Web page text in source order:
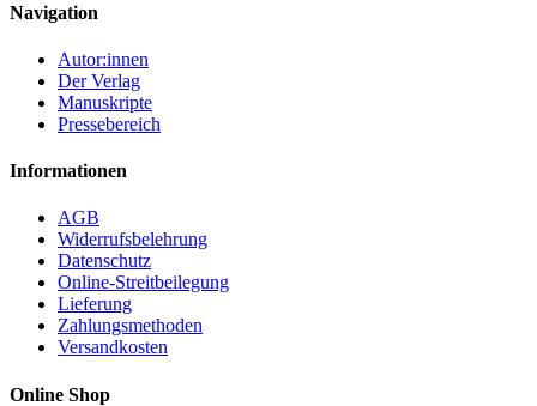
Navigation
Autor:innen
Der Verlag
Manuskripte
Pressebereich
Informationen
AGB
Widerrufsbelehrung
Datenschutz
Online-Streitbeilegung
Lieferung
Zahlungsmethoden
Versandkosten
Online Shop